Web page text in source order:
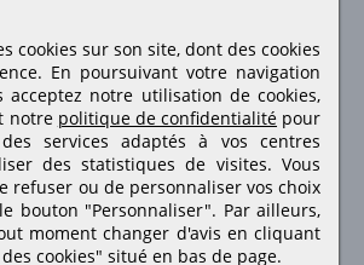
nous sur les réseaux sociaux
cookies sur son site, dont des cookies
En poursuivant votre navigation
acceptez notre utilisation de cookies,
notre politique de confidentialité pour
services adaptés à vos centres
des statistiques de visites.Vous
refuser ou de personnaliser vos choix
bouton "Personnaliser". Par ailleurs,
moment changer d'avis en cliquant
cookies" situé en bas de page.